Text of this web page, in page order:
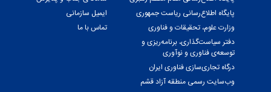
پایگاه اطلاع‌رسانی ریاست جمهوری
وزارت علوم، تحقیقات و فناوری
دفتر سیاست‌گذاری، برنامه‌ریزی و
توسعه‌ی فناوری و نوآوری
درگاه تجاری‌سازی فناوری ایران
وب‌سایت رسمی منطقه آزاد قشم
ایمیل سازمانی
تماس با ما